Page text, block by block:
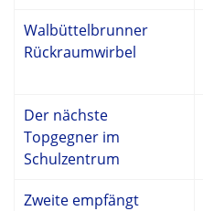
Walbüttelbrunner
Rückraumwirbel
Der nächste
Topgegner im
Schulzentrum
Zweite empfängt